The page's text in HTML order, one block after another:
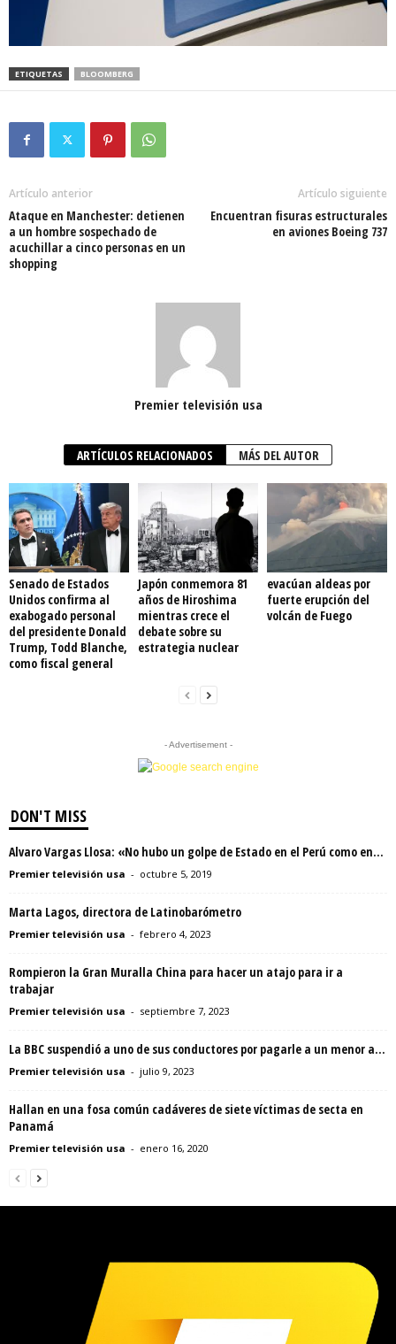
ETIQUETAS BLOOMBERG
Artículo anterior
Ataque en Manchester: detienen
a un hombre sospechado de
acuchillar a cinco personas en un
shopping
Artículo siguiente
Encuentran fisuras estructurales
en aviones Boeing 737
Premier televisión usa
ARTÍCULOS RELACIONADOS MÁS DEL AUTOR
Senado de Estados
Unidos confirma al
exabogado personal
del presidente Donald
Trump, Todd Blanche,
como fiscal general
Japón conmemora 81
años de Hiroshima
mientras crece el
debate sobre su
estrategia nuclear
evacúan aldeas por
fuerte erupción del
volcán de Fuego
- Advertisement -
DON'T MISS
Alvaro Vargas Llosa: «No hubo un golpe de Estado en el Perú como en...
Premier televisión usa - octubre 5, 2019
Marta Lagos, directora de Latinobarómetro
Premier televisión usa - febrero 4, 2023
Rompieron la Gran Muralla China para hacer un atajo para ir a
trabajar
Premier televisión usa - septiembre 7, 2023
La BBC suspendió a uno de sus conductores por pagarle a un menor a...
Premier televisión usa - julio 9, 2023
Hallan en una fosa común cadáveres de siete víctimas de secta en
Panamá
Premier televisión usa - enero 16, 2020